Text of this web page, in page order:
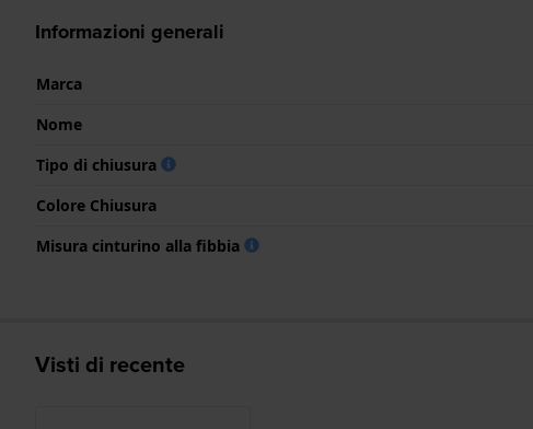
Informazioni generali
Marca
Nome
Tipo di chiusura
Colore Chiusura
Misura cinturino alla fibbia
Visti di recente